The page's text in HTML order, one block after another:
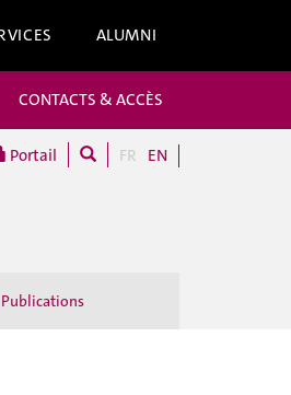
ALUMNI
Portail FR EN
CONTACTS & ACCÈS
Publications